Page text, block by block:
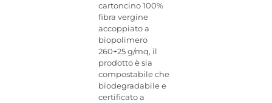
cartoncino 100%
fibra vergine
accoppiato a
biopolimero
260+25 g/mq, il
prodotto è sia
compostabile che
biodegradabile e
certificato a